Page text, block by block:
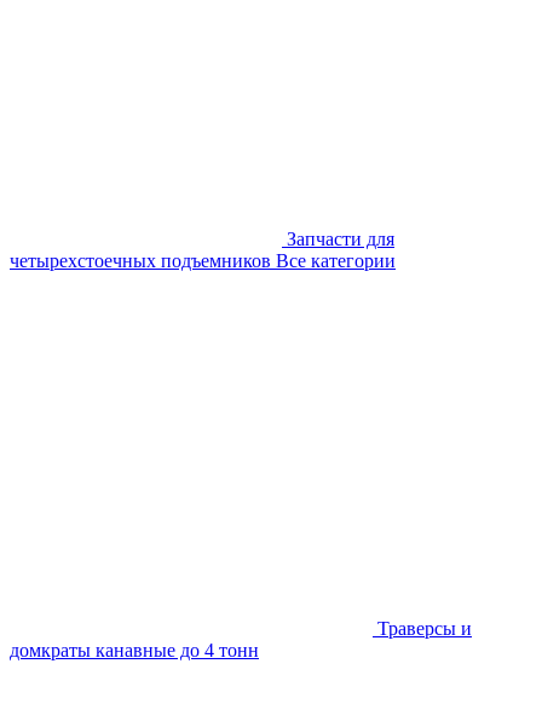
Запчасти для
четырехстоечных подъемников Все категории
Траверсы и
домкраты канавные до 4 тонн